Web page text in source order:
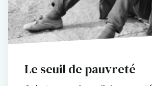
Le seuil de pauvreté